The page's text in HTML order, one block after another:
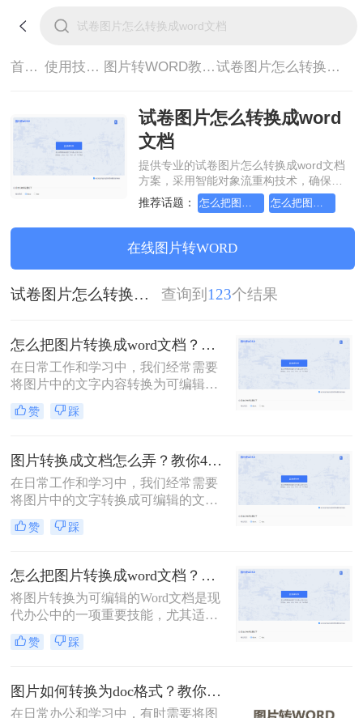
首页> 使用技巧> 图片转WORD教程> 试卷图片怎么转换成word文档
试卷图片怎么转换成word
文档
提供专业的试卷图片怎么转换成word文档
方案，采用智能对象流重构技术，确保文
档1:1高保真还原且排版不乱码。支持一键
批量处理，全链路 SSL 加密保障隐私安
全。助您快速实现试卷图片怎么转换成
word文档，无需安装，高效办公。
推荐话题：
在线图片转WORD
试卷图片怎么转换成word文档 查询到 123个结果
怎么把图片转换成word文档？这三个方法帮你轻松解决！
在日常工作和学习中，我们经常需要
将图片中的文字内容转换为可编辑的
Word文档。这一需求可以通过多种方
法实现，每种方法都有其独特的优势
word文档呢？本文将详细介绍三种常
用的图片转Word文档的方法，并探讨
其优缺点，同时推荐一些实用的工
具。
赞 踩
图片转换成文档怎么弄？教你4种方法！
在日常工作和学习中，我们经常需要
将图片中的文字转换成可编辑的文档
格式。无论是为了编辑、保存还是分
享，将图片转换成文档都是一个非常
么弄呢？本文将介绍四种将图片转换
成文档的方法。
赞 踩
怎么把图片转换成word文档？梳理3种主流转换方法！
将图片转换为可编辑的Word文档是现
代办公中的一项重要技能，尤其适用
于处理扫描件、截图或照片中的文字
内容。那么怎么把图片转换成word文
法，助您精准选择最佳方案。
赞 踩
图片如何转换为doc格式？教你3种高效转换方法！
在日常办公和学习中，有时需要将图